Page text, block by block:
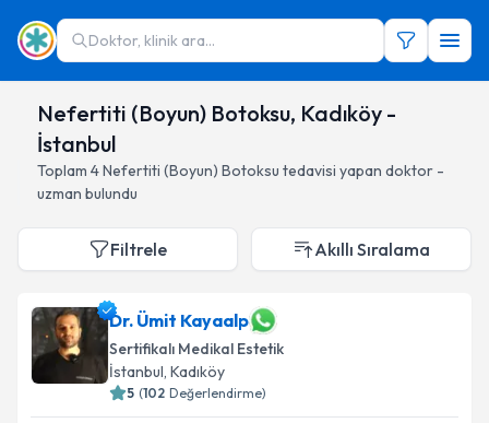
Doktor, klinik ara...
Nefertiti (Boyun) Botoksu, Kadıköy -
İstanbul
Toplam 4Nefertiti (Boyun) Botoksu tedavisi yapan doktor -
uzman bulundu
Filtrele Akıllı Sıralama
Dr. Ümit Kayaalp
Sertifikalı Medikal Estetik
İstanbul, Kadıköy
5 (102 Değerlendirme)